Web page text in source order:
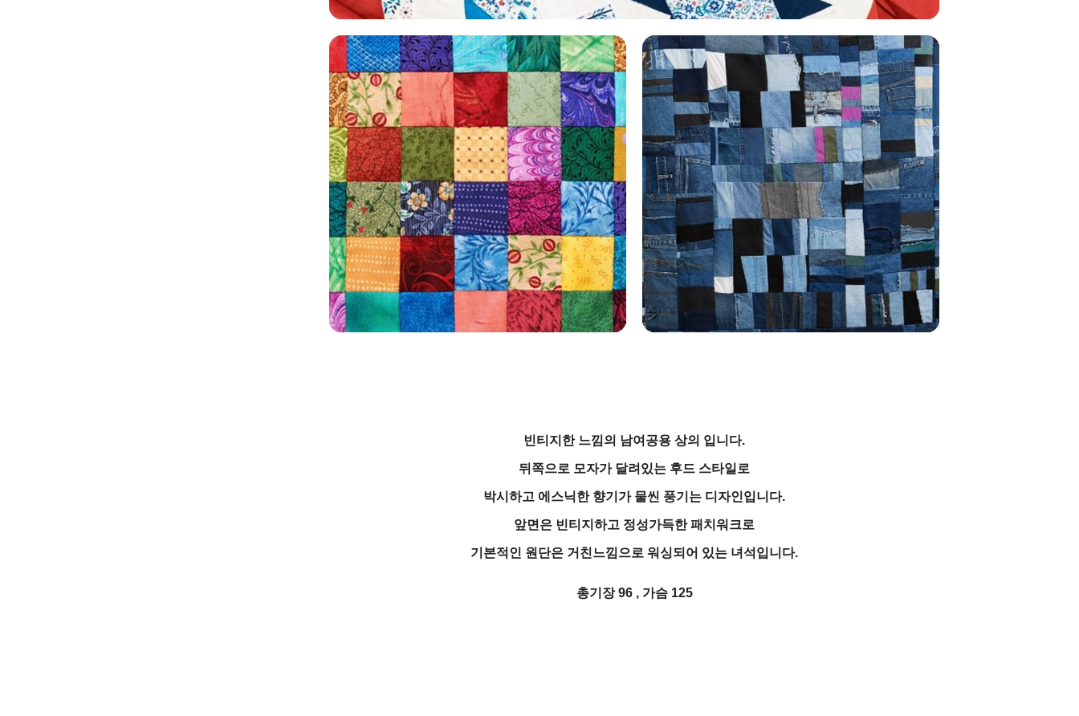
빈티지한 느낌의 남여공용 상의 입니다.
뒤쪽으로 모자가 달려있는 후드 스타일로
박시하고 에스닉한 향기가 물씬 풍기는 디자인입니다.
앞면은 빈티지하고 정성가득한 패치워크로
기본적인 원단은 거친느낌으로 워싱되어 있는 녀석입니다.
총기장 96 , 가슴 125